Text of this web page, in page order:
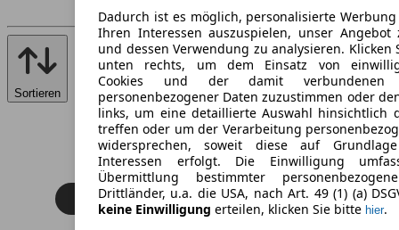
Dadurch ist es möglich, personalisierte
Ihren Interessen auszuspielen, unser Angebot
und dessen Verwendung zu analysieren. Klicken
unten rechts, um dem Einsatz von
Cookies und der damit verbundenen
personenbezogener Daten zuzustimmen oder
links, um eine detaillierte Auswahl hinsichtlich
treffen oder um der Verarbeitung
widersprechen, soweit diese auf
Interessen erfolgt. Die Einwilligung
Übermittlung bestimmter
Drittländer, u.a. die USA, nach Art. 49 (1) (a)
keine Einwilligung erteilen, klicken Sie bitte hier.
Sortieren